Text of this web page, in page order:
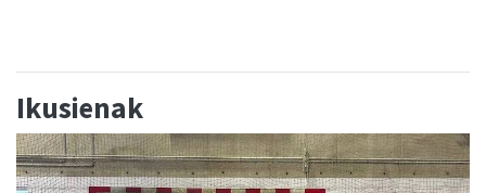
Ikusienak